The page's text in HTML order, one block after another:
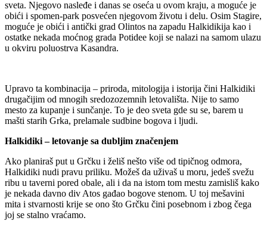
sveta. Njegovo nasleđe i danas se oseća u ovom kraju, a moguće je
obići i spomen-park posvećen njegovom životu i delu. Osim Stagire,
moguće je obići i antički grad Olintos na zapadu Halkidikija kao i
ostatke nekada moćnog grada Potidee koji se nalazi na samom ulazu
u okviru poluostrva Kasandra.
Upravo ta kombinacija – priroda, mitologija i istorija čini Halkidiki
drugačijim od mnogih sredozozemnih letovališta. Nije to samo
mesto za kupanje i sunčanje. To je deo sveta gde su se, barem u
mašti starih Grka, prelamale sudbine bogova i ljudi.
Halkidiki – letovanje sa dubljim značenjem
Ako planiraš put u Grčku i želiš nešto više od tipičnog odmora,
Halkidiki nudi pravu priliku. Možeš da uživaš u moru, jedeš svežu
ribu u taverni pored obale, ali i da na istom tom mestu zamisliš kako
je nekada davno div Atos gađao bogove stenom. U toj mešavini
mita i stvarnosti krije se ono što Grčku čini posebnom i zbog čega
joj se stalno vraćamo.